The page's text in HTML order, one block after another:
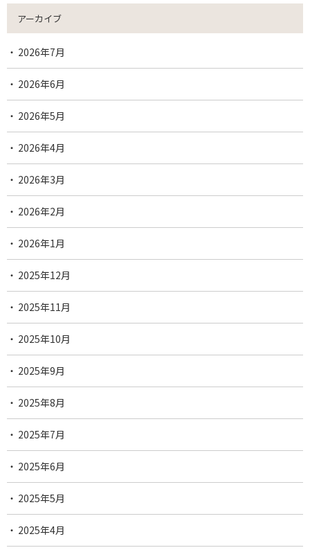
アーカイブ
2026年7月
2026年6月
2026年5月
2026年4月
2026年3月
2026年2月
2026年1月
2025年12月
2025年11月
2025年10月
2025年9月
2025年8月
2025年7月
2025年6月
2025年5月
2025年4月